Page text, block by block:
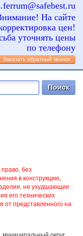
На сайте
цен!
уточнять цены
по телефону
Заказать обратный звонок
без
в конструкцию,
не ухудшающие
его технических
от представленного на